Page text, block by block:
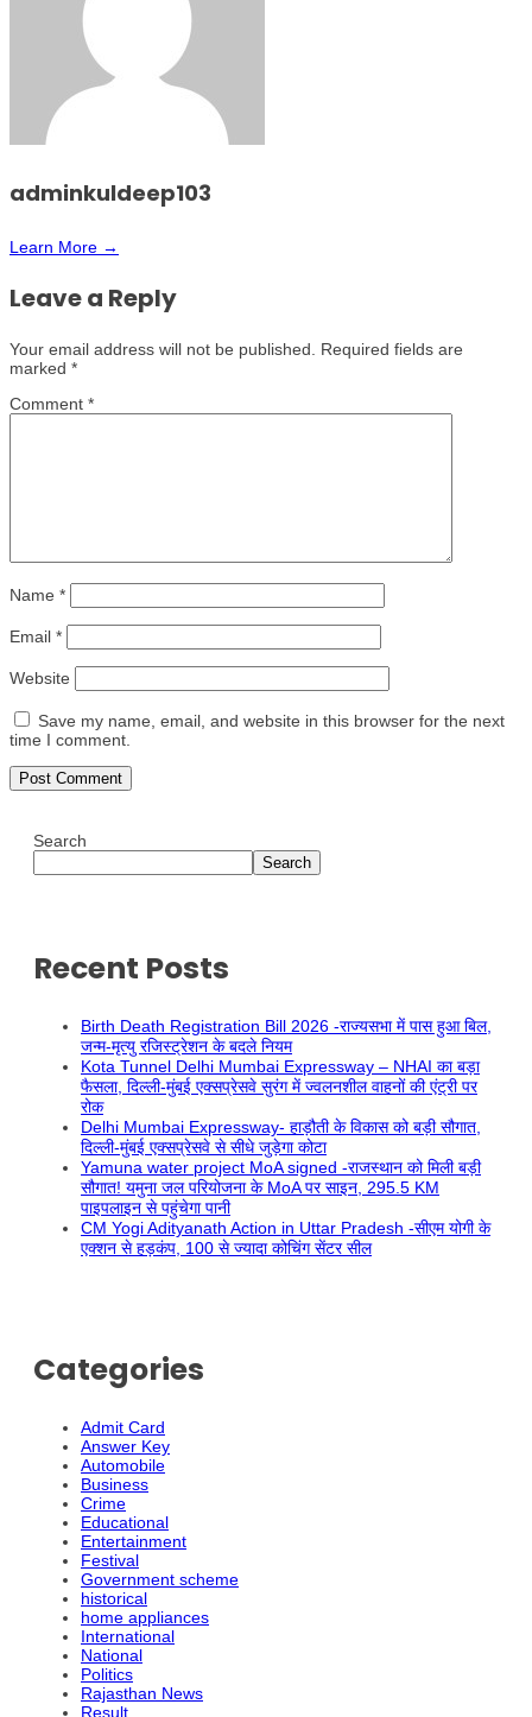
adminkuldeep103
Learn More →
Leave a Reply
Your email address will not be published.
Required fields are
marked *
Comment *
Name *
Email *
Website
Save my name, email, and website in this browser for the next
time I comment.
Search
Search
Recent Posts
Birth Death Registration Bill 2026 -राज्यसभा में पास हुआ बिल,
जन्म-मृत्यु रजिस्ट्रेशन के बदले नियम
Kota Tunnel Delhi Mumbai Expressway – NHAI का बड़ा
फैसला, दिल्ली-मुंबई एक्सप्रेसवे सुरंग में ज्वलनशील वाहनों की एंट्री पर
रोक
Delhi Mumbai Expressway- हाड़ौती के विकास को बड़ी सौगात,
दिल्ली-मुंबई एक्सप्रेसवे से सीधे जुड़ेगा कोटा
Yamuna water project MoA signed -राजस्थान को मिली बड़ी
सौगात! यमुना जल परियोजना के MoA पर साइन, 295.5 KM
पाइपलाइन से पहुंचेगा पानी
CM Yogi Adityanath Action in Uttar Pradesh -सीएम योगी के
एक्शन से हड़कंप, 100 से ज्यादा कोचिंग सेंटर सील
Categories
Admit Card
Answer Key
Automobile
Business
Crime
Educational
Entertainment
Festival
Government scheme
historical
home appliances
International
National
Politics
Rajasthan News
Result